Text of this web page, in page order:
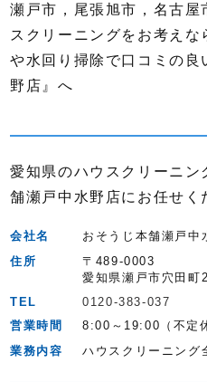
瀬戸市，尾張旭市，名古屋
スクリーニングをお考え
や水回り掃除で口コミの良
野店』へ
愛知県のハウスクリーニ
舗瀬戸中水野店にお任せく
会社名
おそうじ本舗瀬戸中
住所
〒489-0003
愛知県瀬戸市穴田町
TEL
0120-383-037
営業時間
8:00～19:00（不定
業務内容
ハウスクリーニング